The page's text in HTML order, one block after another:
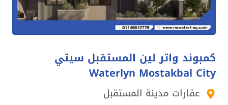
كمبوند واتر لين المستقبل سيتي
Waterlyn Mostakbal City
عقارات مدينة المستقبل